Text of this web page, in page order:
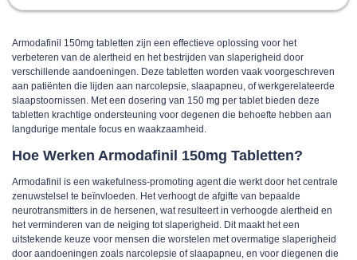
Armodafinil 150mg tabletten zijn een effectieve oplossing voor het
verbeteren van de alertheid en het bestrijden van slaperigheid door
verschillende aandoeningen. Deze tabletten worden vaak voorgeschreven
aan patiënten die lijden aan narcolepsie, slaapapneu, of werkgerelateerde
slaapstoornissen. Met een dosering van 150 mg per tablet bieden deze
tabletten krachtige ondersteuning voor degenen die behoefte hebben aan
langdurige mentale focus en waakzaamheid.
Hoe Werken Armodafinil 150mg Tabletten?
Armodafinil is een wakefulness-promoting agent die werkt door het centrale
zenuwstelsel te beïnvloeden. Het verhoogt de afgifte van bepaalde
neurotransmitters in de hersenen, wat resulteert in verhoogde alertheid en
het verminderen van de neiging tot slaperigheid. Dit maakt het een
uitstekende keuze voor mensen die worstelen met overmatige slaperigheid
door aandoeningen zoals narcolepsie of slaapapneu, en voor diegenen die